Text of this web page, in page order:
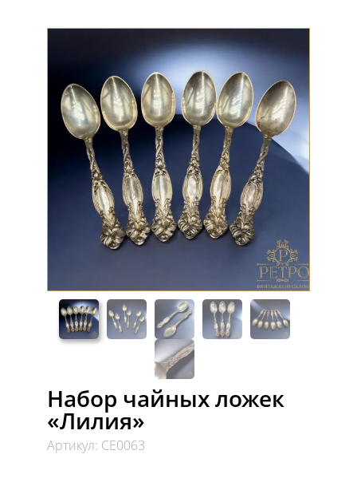
Набор чайных ложек
«Лилия»
Артикул: СЕ0063